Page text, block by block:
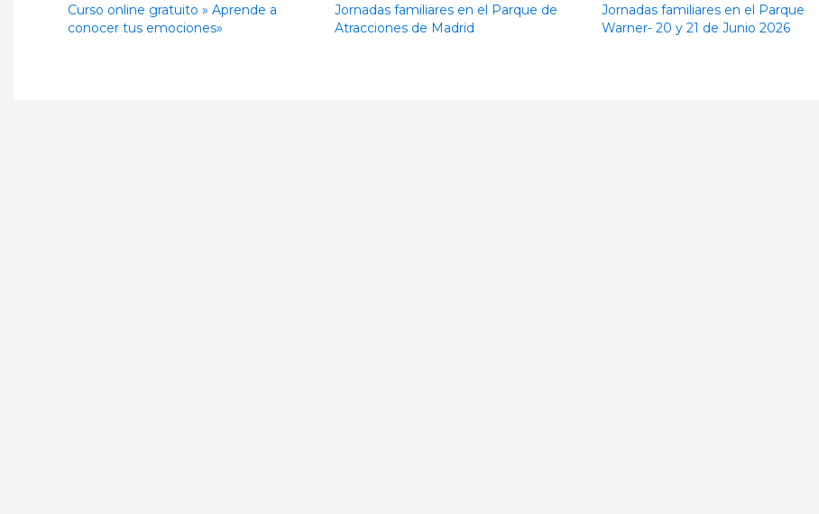
Curso online gratuito » Aprende a
conocer tus emociones»
Jornadas familiares en el Parque de
Atracciones de Madrid
Jornadas familiares en el Parque
Warner- 20 y 21 de Junio 2026